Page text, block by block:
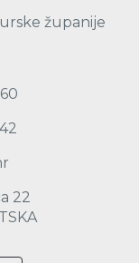
županije
22